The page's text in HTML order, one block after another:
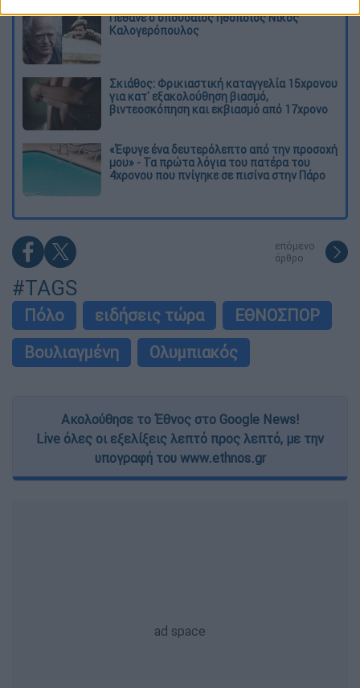
Πέθανε ο σπουδαίος ηθοποιός Νίκος
Καλογερόπουλος
Σκιάθος: Φρικιαστική καταγγελία 15χρονου
για κατ' εξακολούθηση βιασμό,
βιντεοσκόπηση και εκβιασμό από 17χρονο
«Έφυγε ένα δευτερόλεπτο από την προσοχή
μου» - Τα πρώτα λόγια του πατέρα του
4χρονου που πνίγηκε σε πισίνα στην Πάρο
επόμενο
άρθρο
#TAGS
Πόλο ειδήσεις τώρα
ΕΘΝΟΣΠΟΡ
Βουλιαγμένη
Ολυμπιακός
Ακολούθησε το Έθνος στο Google News!
Live όλες οι εξελίξεις λεπτό προς λεπτό, με την
υπογραφή του www.ethnos.gr